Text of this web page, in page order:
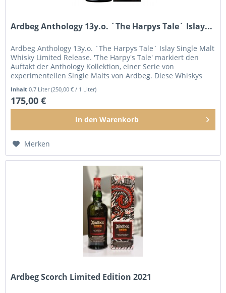
Ardbeg Anthology 13y.o. ´The Harpys Tale´ Islay...
Ardbeg Anthology 13y.o. ´The Harpys Tale´ Islay Single Malt
Whisky Limited Release. 'The Harpy's Tale' markiert den
Auftakt der Anthology Kollektion, einer Serie von
experimentellen Single Malts von Ardbeg. Diese Whiskys
Inhalt0.7 Liter(250,00 € / 1 Liter)
175,00 €
In den Warenkorb
Merken
Ardbeg Scorch Limited Edition 2021